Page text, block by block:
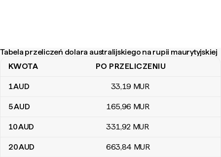
Tabela przeliczeń dolara australijskiego na rupii maurytyjskiej
Tabela przeliczeń dolara australijskiego na rupii maurytyjskiej
KWOTA PO PRZELICZENIU
1AUD 33,19 MUR
5AUD 165,96 MUR
10AUD 331,92 MUR
20AUD 663,84 MUR